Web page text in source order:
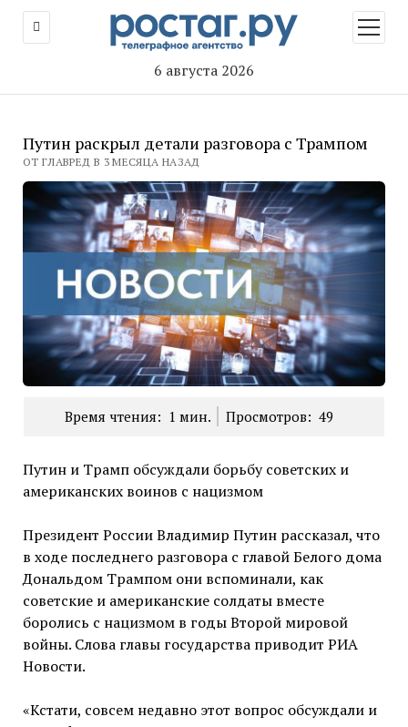
6 августа 2026
меню
Путин раскрыл детали разговора с Трампом
ОТ ГЛАВРЕД В 3 МЕСЯЦА НАЗАД
Время чтения: 1 мин. Просмотров: 49
Путин и Трамп обсуждали борьбу советских и
американских воинов с нацизмом
Президент России Владимир Путин рассказал, что
в ходе последнего разговора с главой Белого дома
Дональдом Трампом они вспоминали, как
советские и американские солдаты вместе
боролись с нацизмом в годы Второй мировой
войны. Слова главы государства приводит РИА
Новости.
«Кстати, совсем недавно этот вопрос обсуждали и